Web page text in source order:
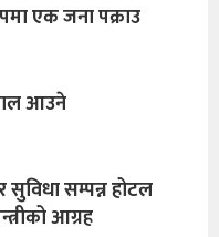
एक जना पक्राउ
आउने
सुविधा सम्पन्न होटल
आग्रह